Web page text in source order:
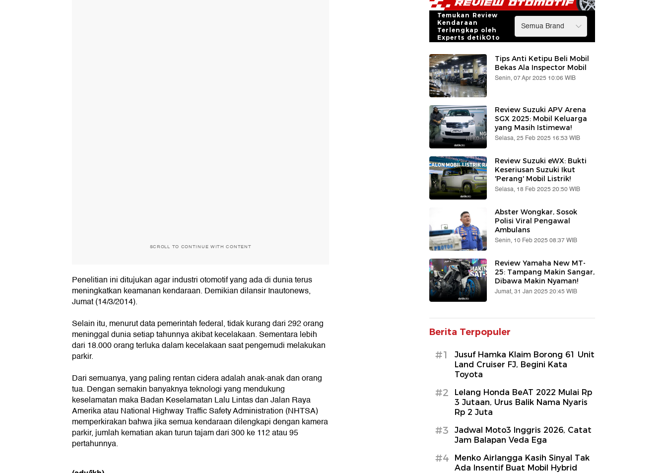
SCROLL TO CONTINUE WITH CONTENT
Penelitian ini ditujukan agar industri otomotif yang ada di dunia terus
meningkatkan keamanan kendaraan. Demikian dilansir Inautonews,
Jumat (14/3/2014).
Selain itu, menurut data pemerintah federal, tidak kurang dari 292 orang
meninggal dunia setiap tahunnya akibat kecelakaan. Sementara lebih
dari 18.000 orang terluka dalam kecelakaan saat pengemudi melakukan
parkir.
Dari semuanya, yang paling rentan cidera adalah anak-anak dan orang
tua. Dengan semakin banyaknya teknologi yang mendukung
keselamatan maka Badan Keselamatan Lalu Lintas dan Jalan Raya
Amerika atau National Highway Traffic Safety Administration (NHTSA)
memperkirakan bahwa jika semua kendaraan dilengkapi dengan kamera
parkir, jumlah kematian akan turun tajam dari 300 ke 112 atau 95
pertahunnya.
Temukan Review
Kendaraan
Terlengkap oleh
Experts detikOto
Tips Anti Ketipu Beli Mobil
Bekas Ala Inspector Mobil
Senin, 07 Apr 2025 10:06 WIB
Review Suzuki APV Arena
SGX 2025: Mobil Keluarga
yang Masih Istimewa!
Selasa, 25 Feb 2025 16:53 WIB
Review Suzuki eWX: Bukti
Keseriusan Suzuki Ikut
'Perang' Mobil Listrik!
Selasa, 18 Feb 2025 20:50 WIB
Abster Wongkar, Sosok
Polisi Viral Pengawal
Ambulans
Senin, 10 Feb 2025 08:37 WIB
Review Yamaha New MT-
25: Tampang Makin Sangar,
Dibawa Makin Nyaman!
Jumat, 31 Jan 2025 20:45 WIB
Berita Terpopuler
#1
Jusuf Hamka Klaim Borong 61 Unit
Land Cruiser FJ, Begini Kata
Toyota
#2
Lelang Honda BeAT 2022 Mulai Rp
3 Jutaan, Urus Balik Nama Nyaris
Rp 2 Juta
#3
Jadwal Moto3 Inggris 2026, Catat
Jam Balapan Veda Ega
#4
Menko Airlangga Kasih Sinyal Tak
Ada Insentif Buat Mobil Hybrid